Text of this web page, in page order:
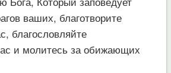
ваших, благотворите
благословляйте
и молитесь за обижающих